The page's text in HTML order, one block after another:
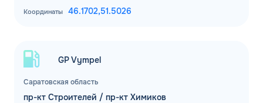
Координаты 46.1702,51.5026
Саратовская область
GP Vympel
пр-кт Строителей / пр-кт Химиков